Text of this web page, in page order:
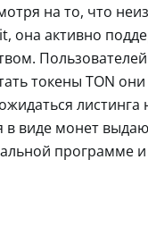
на то, что
она активно
токены TON
листинга
в виде монет
программе